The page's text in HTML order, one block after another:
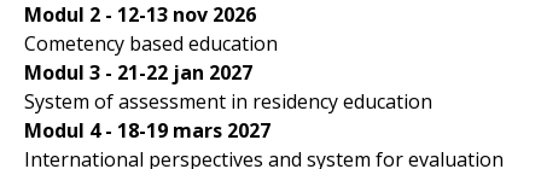
Modul 2 - 12-13 nov 2026
Cometency based education
Modul 3 - 21-22 jan 2027
System of assessment in residency education
Modul 4 - 18-19 mars 2027
International perspectives and system for evaluation